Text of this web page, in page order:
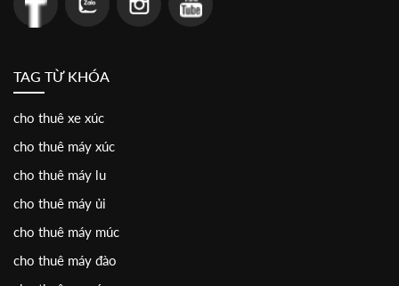
TAG TỪ KHÓA
cho thuê xe xúc
cho thuê máy xúc
cho thuê máy lu
cho thuê máy ủi
cho thuê máy múc
cho thuê máy đào